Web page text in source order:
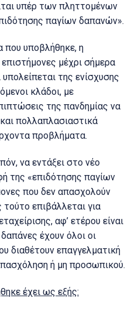
υπέρ των πληττομένων
παγίων δαπανών».
που υποβλήθηκε, η
μέχρι σήμερα
υπολείπεται της ενίσχυσης
κλάδοι, με
της πανδημίας να
πολλαπλασιαστικά
προβλήματα.
να εντάξει στο νέο
της «επιδότησης παγίων
που δεν απασχολούν
επιβάλλεται για
αφ’ ετέρου είναι
έχουν όλοι οι
διαθέτουν επαγγελματική
ή μη προσωπικού.
έχει ως εξής: